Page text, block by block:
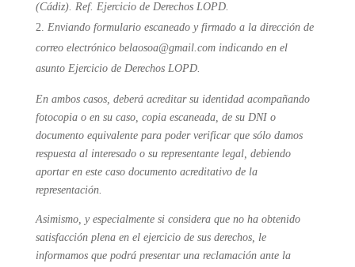
(Cádiz). Ref. Ejercicio de Derechos LOPD.
Enviando formulario escaneado y firmado a la dirección de
correo electrónico belaosoa@gmail.com indicando en el
asunto Ejercicio de Derechos LOPD.
En ambos casos, deberá acreditar su identidad acompañando
fotocopia o en su caso, copia escaneada, de su DNI o
documento equivalente para poder verificar que sólo damos
respuesta al interesado o su representante legal, debiendo
aportar en este caso documento acreditativo de la
representación.
Asimismo, y especialmente si considera que no ha obtenido
satisfacción plena en el ejercicio de sus derechos, le
informamos que podrá presentar una reclamación ante la